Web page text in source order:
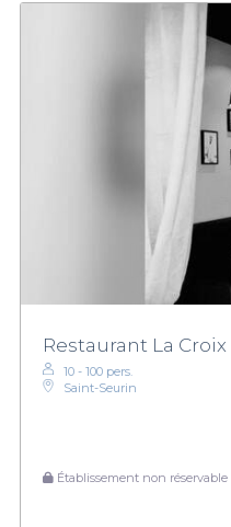
Restaurant La
10 - 100 pers.
Saint-Seurin
Établissement non réservable